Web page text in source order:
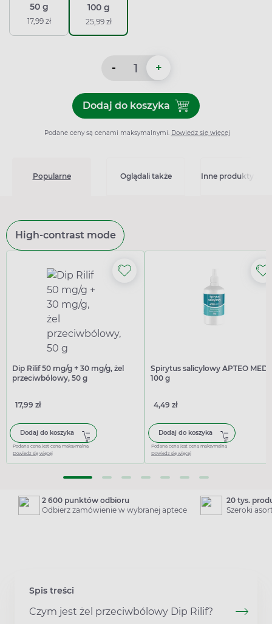
50 g
17,99 zł
100 g
25,99 zł
- +
Dodaj do koszykaDodaj do koszyka Dip Rilif
Podane ceny są cenami maksymalnymi. Dowiedz się więcej
Popularne Oglądali także Inne produkty z
High-contrast mode
Dip Rilif 50 mg/g + 30 mg/g, żel
przeciwbólowy, 50 g
17,99 zł
Dodaj do koszyka
Podana cena jest ceną maksymalną
Dowiedz się więcej
Spirytus salicylowy APTEO MED,
100 g
4,49 zł
Dodaj do koszyka
Podana cena jest ceną maksymalną
Dowiedz się więcej
2 600 punktów odbioru
Odbierz zamówienie w wybranej aptece
20 tys.
Szeroki
Spis treści
Czym jest żel przeciwbólowy Dip Rilif?